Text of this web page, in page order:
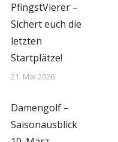
PfingstVierer –
Sichert euch die
letzten
Startplätze!
21. Mai 2026
Damengolf –
Saisonausblick